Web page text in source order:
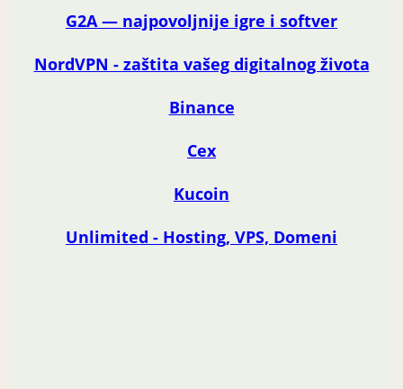
G2A — najpovoljnije igre i softver
NordVPN - zaštita vašeg digitalnog života
Binance
Cex
Kucoin
Unlimited - Hosting, VPS, Domeni